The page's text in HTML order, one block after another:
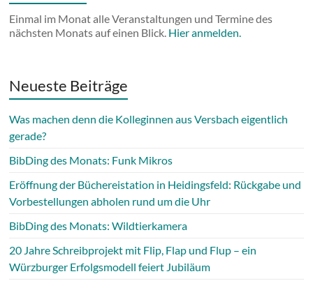
Einmal im Monat alle Veranstaltungen und Termine des
nächsten Monats auf einen Blick. Hier anmelden.
Neueste Beiträge
Was machen denn die Kolleginnen aus Versbach eigentlich
gerade?
BibDing des Monats: Funk Mikros
Eröffnung der Büchereistation in Heidingsfeld: Rückgabe und
Vorbestellungen abholen rund um die Uhr
BibDing des Monats: Wildtierkamera
20 Jahre Schreibprojekt mit Flip, Flap und Flup – ein
Würzburger Erfolgsmodell feiert Jubiläum